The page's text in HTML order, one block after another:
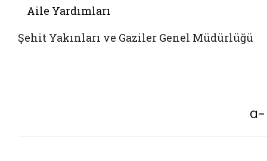
Aile Yardımları
Şehit Yakınları ve Gaziler Genel Müdürlüğü